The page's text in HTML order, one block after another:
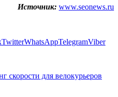
Источник: www.seonews.ru
TwitterWhatsAppTelegramViber
скорости для велокурьеров